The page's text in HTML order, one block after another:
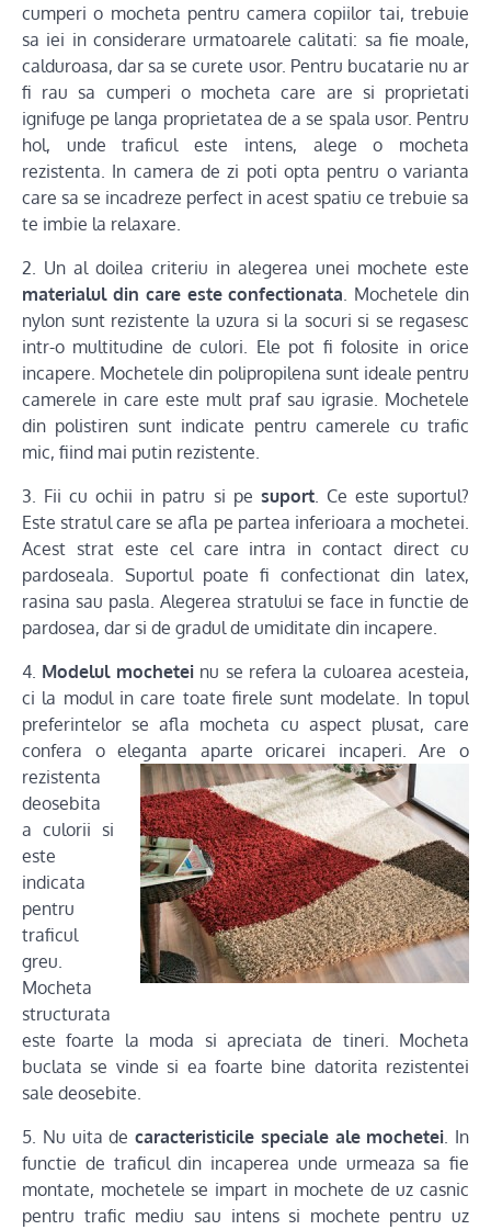
cumperi o mocheta pentru camera copiilor tai, trebuie
sa iei in considerare urmatoarele calitati: sa fie moale,
calduroasa, dar sa se curete usor. Pentru bucatarie nu ar
fi rau sa cumperi o mocheta care are si proprietati
ignifuge pe langa proprietatea de a se spala usor. Pentru
hol, unde traficul este intens, alege o mocheta
rezistenta. In camera de zi poti opta pentru o varianta
care sa se incadreze perfect in acest spatiu ce trebuie sa
te imbie la relaxare.
2. Un al doilea criteriu in alegerea unei mochete este
materialul din care este confectionata . Mochetele din
nylon sunt rezistente la uzura si la socuri si se regasesc
intr-o multitudine de culori. Ele pot fi folosite in orice
incapere. Mochetele din polipropilena sunt ideale pentru
camerele in care este mult praf sau igrasie. Mochetele
din polistiren sunt indicate pentru camerele cu trafic
mic, fiind mai putin rezistente.
3. Fii cu ochii in patru si pe suport. Ce este suportul?
Este stratul care se afla pe partea inferioara a mochetei.
Acest strat este cel care intra in contact direct cu
pardoseala. Suportul poate fi confectionat din latex,
rasina sau pasla. Alegerea stratului se face in functie de
pardosea, dar si de gradul de umiditate din incapere.
4. Modelul mocheteinu se refera la culoarea acesteia,
ci la modul in care toate firele sunt modelate. In topul
preferintelor se afla mocheta cu aspect plusat, care
confera o eleganta aparte oricarei incaperi. Are o
rezistenta
deosebita
a culorii si
este
indicata
pentru
traficul
greu.
Mocheta
structurata
este foarte la moda si apreciata de tineri. Mocheta
buclata se vinde si ea foarte bine datorita rezistentei
sale deosebite.
5. Nu uita de caracteristicile speciale ale mochetei . In
functie de traficul din incaperea unde urmeaza sa fie
montate, mochetele se impart in mochete de uz casnic
pentru trafic mediu sau intens si mochete pentru uz